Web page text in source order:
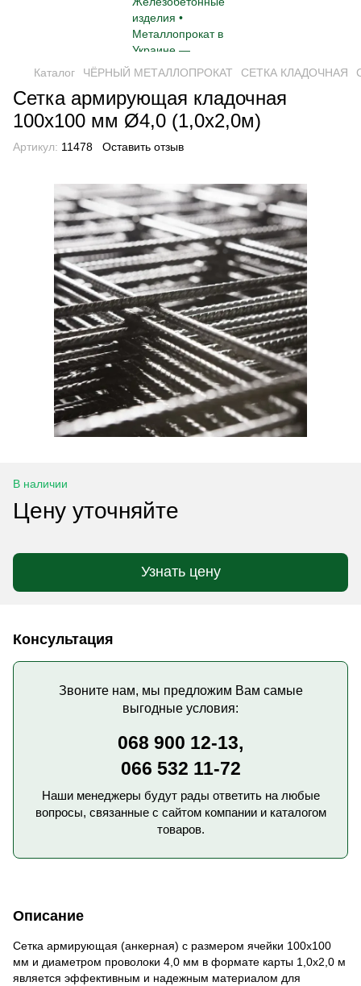
Каталог ЧЁРНЫЙ МЕТАЛЛОПРОКАТ СЕТКА КЛАДОЧНАЯ
Сетка армирующая кладочная
100х100 мм Ø4,0 (1,0х2,0м)
Артикул: 11478 Оставить отзыв
В наличии
Цену уточняйте
Узнать цену
Консультация
Звоните нам, мы предложим Вам самые
выгодные условия:
068 900 12-13,
066 532 11-72
Наши менеджеры будут рады ответить на любые
вопросы, связанные с сайтом компании и каталогом
товаров.
Описание
Сетка армирующая (анкерная) с размером ячейки 100x100
мм и диаметром проволоки 4,0 мм в формате карты 1,0x2,0 м
является эффективным и надежным материалом для